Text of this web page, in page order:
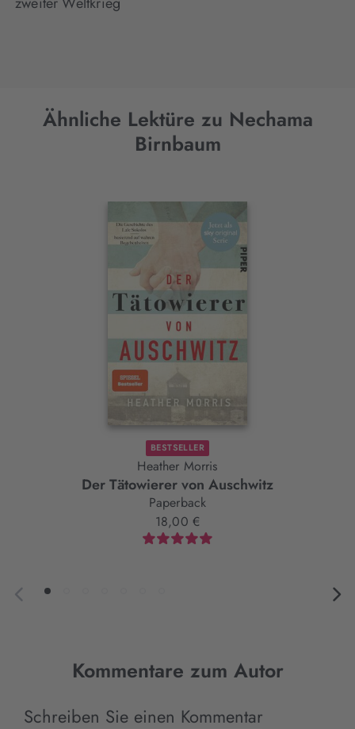
Ähnliche Lektüre zu Nechama
Birnbaum
BESTSELLER
Heather Morris
Der Tätowierer von Auschwitz
Paperback
18,00 €
Kommentare zum Autor
Schreiben Sie einen Kommentar